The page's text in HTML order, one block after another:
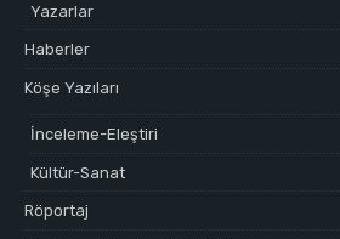
Yazarlar
Haberler
Köşe Yazıları
İnceleme-Eleştiri
Kültür-Sanat
Röportaj